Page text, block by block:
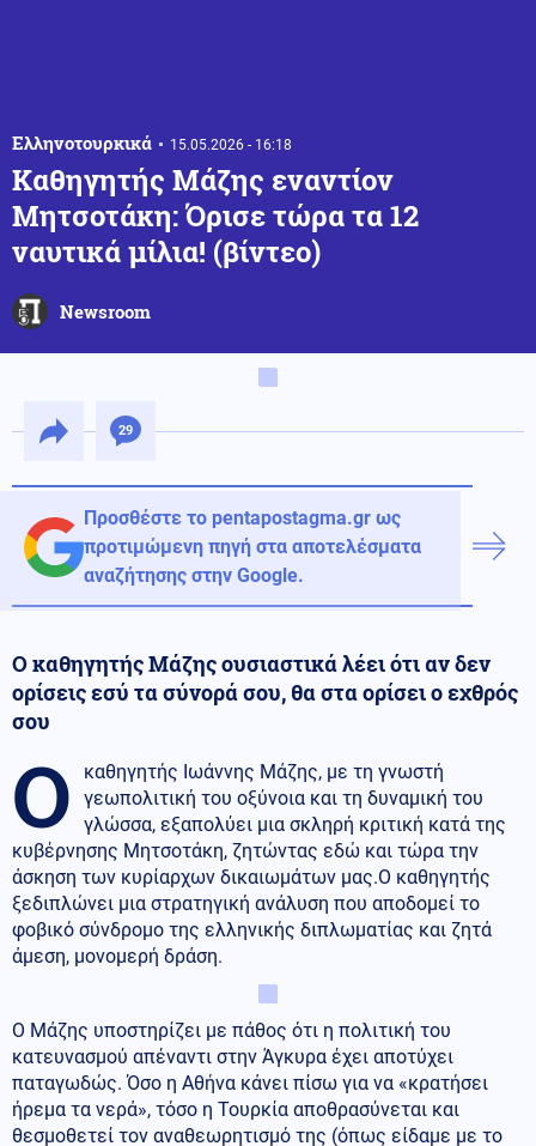
Ελληνοτουρκικά 15.05.2026 - 16:18
Καθηγητής Μάζης εναντίον
Μητσοτάκη: Όρισε τώρα τα 12
ναυτικά μίλια! (βίντεο)
Newsroom
29
Προσθέστε το pentapostagma.gr ως
προτιμώμενη πηγή στα αποτελέσματα
αναζήτησης στην Google.
Ο καθηγητής Μάζης ουσιαστικά λέει ότι αν δεν
ορίσεις εσύ τα σύνορά σου, θα στα ορίσει ο εχθρός
σου
Ο
καθηγητής Ιωάννης Μάζης, με τη γνωστή
γεωπολιτική του οξύνοια και τη δυναμική του
γλώσσα, εξαπολύει μια σκληρή κριτική κατά της
κυβέρνησης Μητσοτάκη, ζητώντας εδώ και τώρα την
άσκηση των κυρίαρχων δικαιωμάτων μας.Ο καθηγητής
ξεδιπλώνει μια στρατηγική ανάλυση που αποδομεί το
φοβικό σύνδρομο της ελληνικής διπλωματίας και ζητά
άμεση, μονομερή δράση.
Ο Μάζης υποστηρίζει με πάθος ότι η πολιτική του
κατευνασμού απέναντι στην Άγκυρα έχει αποτύχει
παταγωδώς. Όσο η Αθήνα κάνει πίσω για να «κρατήσει
ήρεμα τα νερά», τόσο η Τουρκία αποθρασύνεται και
θεσμοθετεί τον αναθεωρητισμό της (όπως είδαμε με το